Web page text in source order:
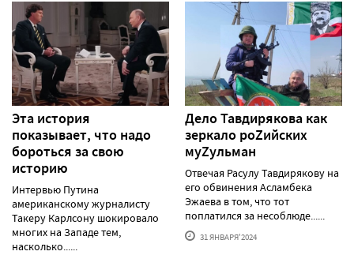
Эта история
показывает, что надо
бороться за свою
историю
Интервью Путина
американскому журналисту
Такеру Карлсону шокировало
многих на Западе тем,
насколько......
Дело Тавдирякова как
зеркало роZийских
муZульман
Отвечая Расулу Тавдирякову на
его обвинения Асламбека
Эжаева в том, что тот
поплатился за несоблюде......
31 ЯНВАРЯ'2024